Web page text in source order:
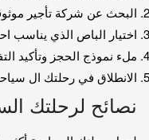
البحث عن شركة تأجير
اختيار الباص الذي يناسب
ملء نموذج الحجز وتأكيد
الانطلاق في رحلتك ال
نصائح لرحلتك